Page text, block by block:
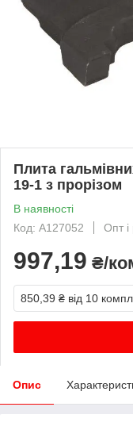
Плита
19-1 з прорізом
В наявності
Код: A127052
Опт і
997,19 ₴/
850,39 ₴ від 10
Опис